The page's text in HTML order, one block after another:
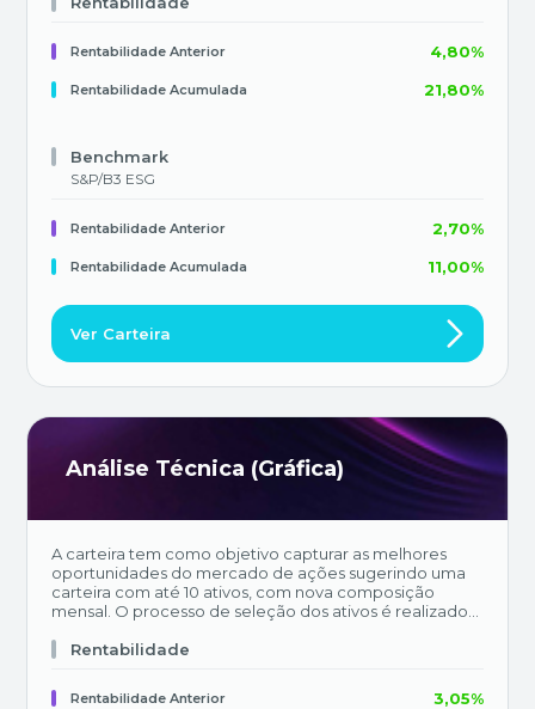
Rentabilidade Anterior 4,80%
Rentabilidade Acumulada 21,80%
Benchmark
S&P/B3 ESG
Rentabilidade Anterior 2,70%
Rentabilidade Acumulada 11,00%
Ver Carteira
Análise Técnica (Gráfica)
A carteira tem como objetivo capturar as melhores
oportunidades do mercado de ações sugerindo uma
carteira com até 10 ativos, com nova composição
mensal. O processo de seleção dos ativos é realizado
BTG Pactual, com base exclusivamente em análise
referência ou liquidez.
Rentabilidade
Rentabilidade Anterior 3,05%